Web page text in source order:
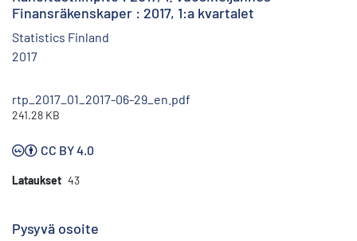
Finansräkenskaper : 2017, 1:a kvartalet
Statistics Finland
2017
rtp_2017_01_2017-06-29_en.pdf
241.28 KB
CC BY 4.0
Lataukset 43
Pysyvä osoite